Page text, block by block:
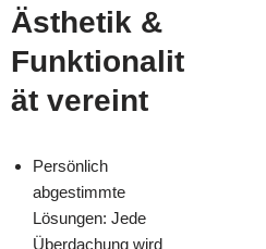
Ästhetik &
Funktionalit
ät vereint
Persönlich
abgestimmte
Lösungen: Jede
Überdachung wird